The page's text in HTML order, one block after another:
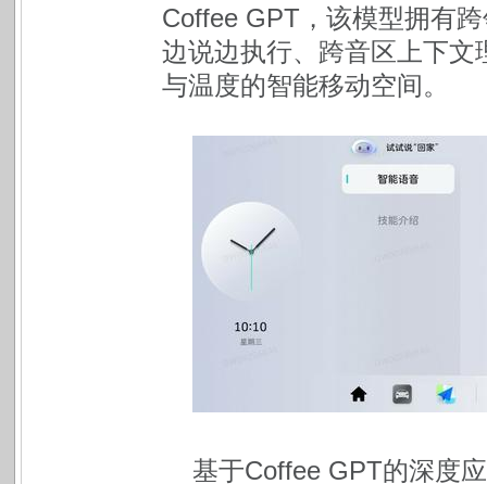
Coffee GPT，该模型拥有
边说边执行、跨音区上下
与温度的智能移动空间。
基于Coffee GPT的深度